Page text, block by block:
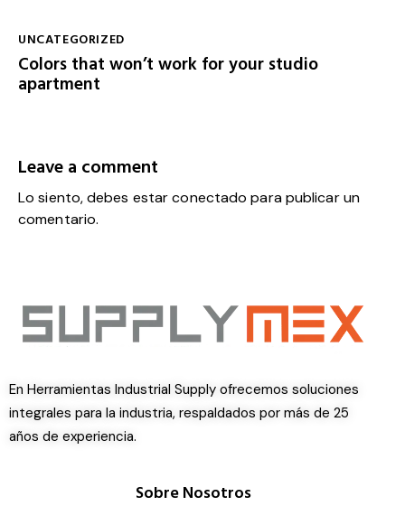
UNCATEGORIZED
Colors that won’t work for your studio
apartment
Leave a comment
Lo siento, debes estarconectado para publicar un
comentario.
En Herramientas Industrial Supply ofrecemos soluciones
integrales para la industria, respaldados por más de 25
años de experiencia.
Sobre Nosotros